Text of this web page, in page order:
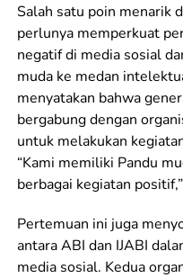
Salah satu poin menarik
perlunya memperkuat
negatif di media sosial
muda ke medan
menyatakan bahwa
bergabung dengan
untuk melakukan
“Kami memiliki Pandu
berbagai kegiatan
Pertemuan ini juga
antara ABI dan IJABI
media sosial. Kedua